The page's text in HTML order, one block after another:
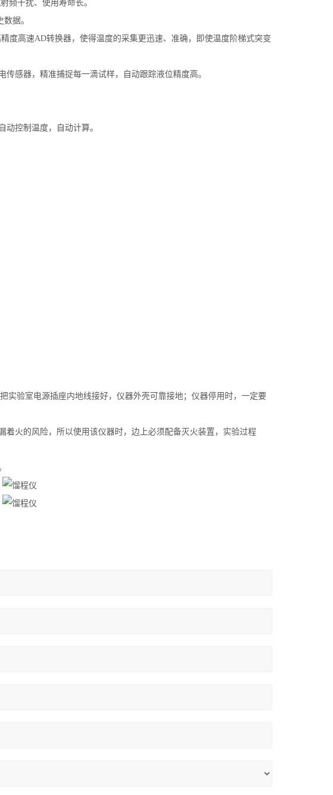
频干扰、使用寿命长。
据。
度高速AD转换器，使得温度的采集更迅速、准确，即使温度阶梯式突变
感器，精准捕捉每一滴试样，自动跟踪液位精度高。
控制温度，自动计算。
实验室电源插座内地线接好，仪器外壳可靠接地；仪器停用时，一定要
火的风险，所以使用该仪器时，边上必须配备灭火装置，实验过程